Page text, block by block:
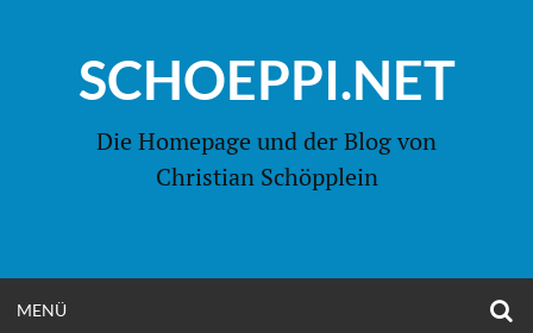
springenSCHOEPPI.NET
Die Homepage und der Blog von
Christian Schöpplein
MENÜ